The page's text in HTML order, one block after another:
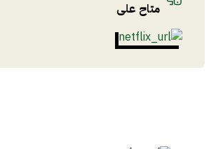
متاح على